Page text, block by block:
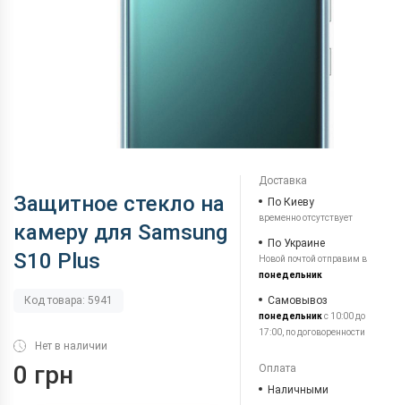
Защитное стекло на
камеру для Samsung
S10 Plus
Код товара: 5941
Нет в наличии
0 грн
Доставка
По Киеву
временно отсутствует
По Украине
Новой почтой отправим в
понедельник
Самовывоз
понедельникс 10:00 до
17:00, по договоренности
Оплата
Наличными